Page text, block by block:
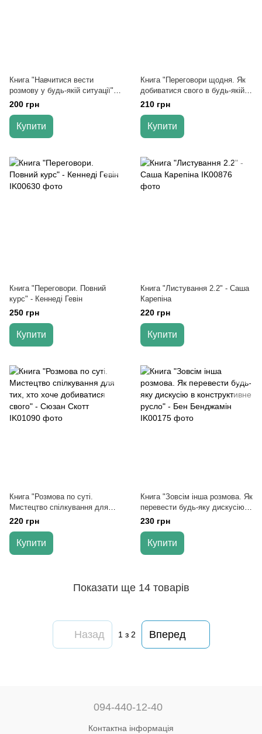
Книга "Навчитися вести
розмову у будь-якій ситуації" -
Сарджент Е., Фієрон Т.
200 грн
Купити
Книга "Переговори щодня. Як
добиватися свого в будь-якій
ситуації" - Джеймс Фронд
210 грн
Купити
Книга "Переговори. Повний
курс" - Кеннеді Гевін
250 грн
Купити
Книга "Листування 2.2" - Саша
Карепіна
220 грн
Купити
Книга "Розмова по суті.
Мистецтво спілкування для
тих, хто хоче добиватися
свого" - Сюзан Скотт
220 грн
Купити
Книга "Зовсім інша розмова. Як
перевести будь-яку дискусію в
конструктивне русло" - Бен
Бенджамін
230 грн
Купити
Показати ще 14 товарів
Назад 1 з 2 Вперед
094-440-12-40
Контактна інформація